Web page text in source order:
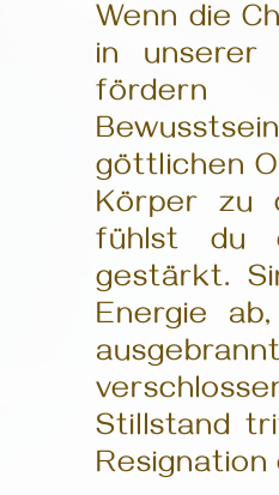
Wenn die
in unserer
fördern
göttlichen
Körper zu
fühlst du
gestärkt.
Energie
Stillstand